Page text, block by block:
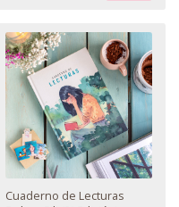
Cuaderno de Lecturas